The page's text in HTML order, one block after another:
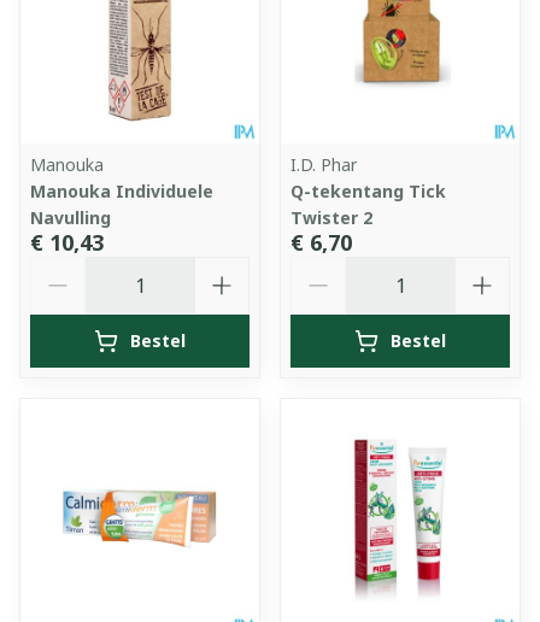
Manouka
Manouka Individuele
Navulling
€ 10,43
Bestel
I.D. Phar
Q-tekentang Tick
Twister 2
€ 6,70
Bestel